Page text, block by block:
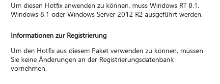
Um diesen Hotfix anwenden zu können, muss Windows RT 8.1,
Windows 8.1 oder Windows Server 2012 R2 ausgeführt werden.
Informationen zur Registrierung
Um den Hotfix aus diesem Paket verwenden zu können, müssen
Sie keine Änderungen an der Registrierungsdatenbank
vornehmen.